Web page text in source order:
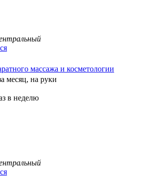
массажа и косметологии
месяц, на руки
в неделю